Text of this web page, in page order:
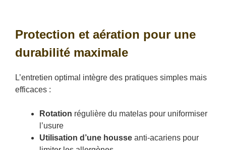
Protection et aération pour une
durabilité maximale
L’entretien optimal intègre des pratiques simples mais
efficaces :
Rotation régulière du matelas pour uniformiser
l’usure
Utilisation d’une housse anti-acariens pour